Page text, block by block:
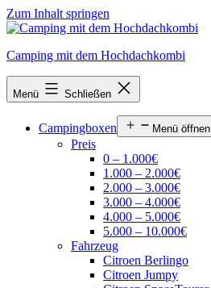
Zum Inhalt springen
Camping mit dem Hochdachkombi
Menü Schließen
Campingboxen Menü öffnen
Preis
0 – 1.000€
1.000 – 2.000€
2.000 – 3.000€
3.000 – 4.000€
4.000 – 5.000€
5.000 – 10.000€
Fahrzeug
Citroen Berlingo
Citroen Jumpy